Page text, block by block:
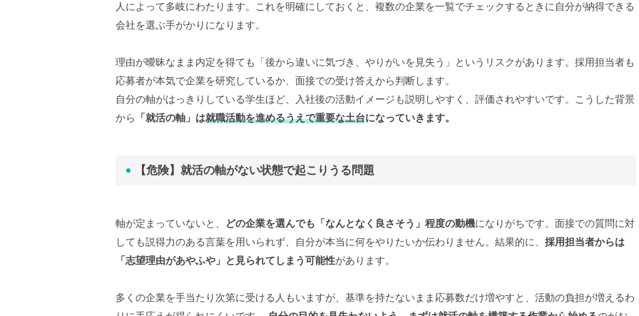
人によって多岐にわたります。これを明確にしておくと、複数の企業を一覧でチェックするときに自分が納得できる
会社を選ぶ手がかりになります。
理由が曖昧なまま内定を得ても「後から違いに気づき、やりがいを見失う」というリスクがあります。採用担当者も
応募者が本気で企業を研究しているか、面接での受け答えから判断します。
自分の軸がはっきりしている学生ほど、入社後の活動イメージも説明しやすく、評価されやすいです。こうした背景
から
「就活の軸」は就職活動を進めるうえで重要な土台になっていきます。
【危険】就活の軸がない状態で起こりうる問題
軸が定まっていないと、 どの企業を選んでも「なんとなく良さそう」程度の動機になりがちです。面接での質問に対
しても説得力のある言葉を用いられず、自分が本当に何をやりたいか伝わりません。結果的に、 採用担当者からは
「志望理由があやふや」と見られてしまう可能性があります。
多くの企業を手当たり次第に受ける人もいますが、基準を持たないまま応募数だけ増やすと、活動の負担が増えるわ